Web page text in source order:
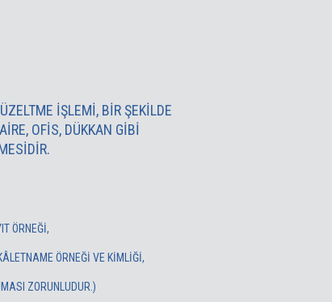
IŞLEMI, BIR ŞEKILDE
OFIS, DÜKKAN GIBI
ÖRNEĞİ,
ÖRNEĞİ VE KİMLİĞİ,
ZORUNLUDUR.)